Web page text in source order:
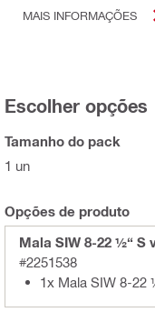
MAIS INFORMAÇÕES
Escolher opções
Tamanho do pack
1 un
Opções de produto
Mala SIW 8-22 ½“ S
#2251538
1x Mala SIW 8-22